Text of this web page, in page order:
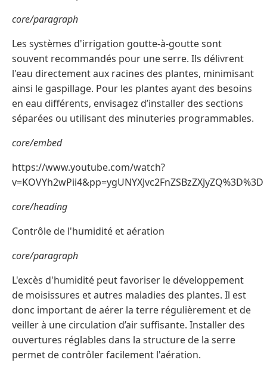
core/paragraph
Les systèmes d'irrigation goutte-à-goutte sont
souvent recommandés pour une serre. Ils délivrent
l'eau directement aux racines des plantes, minimisant
ainsi le gaspillage. Pour les plantes ayant des besoins
en eau différents, envisagez d’installer des sections
séparées ou utilisant des minuteries programmables.
core/embed
https://www.youtube.com/watch?
v=KOVYh2wPii4&pp=ygUNYXJvc2FnZSBzZXJyZQ%3D%3D
core/heading
Contrôle de l'humidité et aération
core/paragraph
L'excès d'humidité peut favoriser le développement
de moisissures et autres maladies des plantes. Il est
donc important de aérer la terre régulièrement et de
veiller à une circulation d’air suffisante. Installer des
ouvertures réglables dans la structure de la serre
permet de contrôler facilement l'aération.